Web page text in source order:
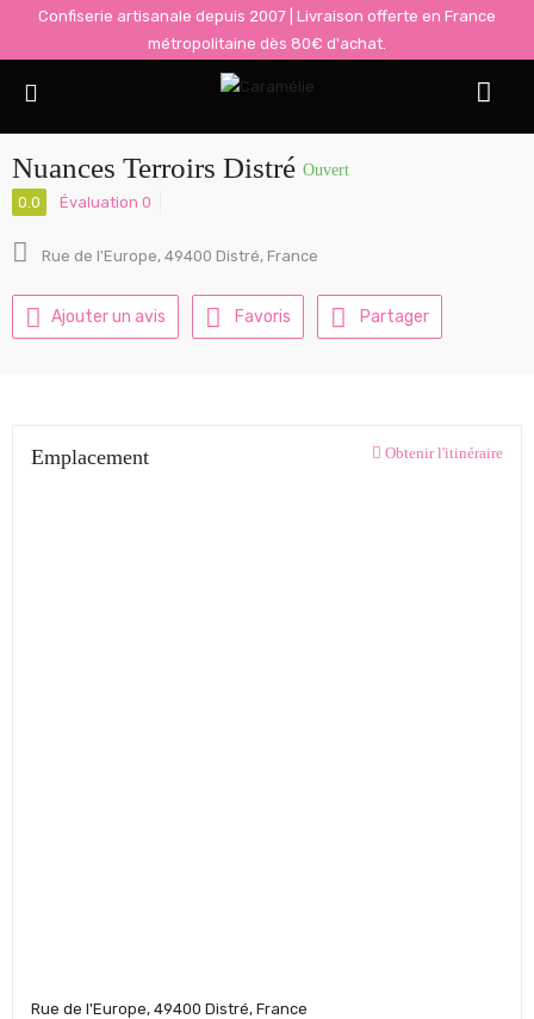
Confiserie artisanale depuis 2007 | Livraison offerte en France
métropolitaine dès 80€ d'achat.
Afficher Barre Latérale
Nuances Terroirs Distré Ouvert
0.0
Évaluation 0
Rue de l'Europe, 49400 Distré, France
Ajouter un avis Favoris Partager
Emplacement Obtenir l'itinéraire
Rue de l'Europe, 49400 Distré, France